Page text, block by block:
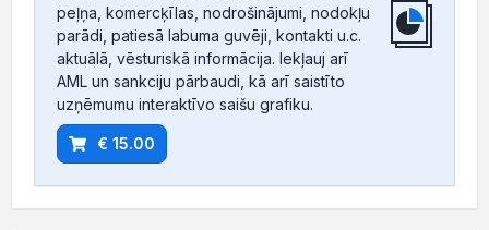
peļņa, komercķīlas, nodrošinājumi, nodokļu
parādi, patiesā labuma guvēji, kontakti u.c.
aktuālā, vēsturiskā informācija. Iekļauj arī
AML un sankciju pārbaudi, kā arī saistīto
uzņēmumu interaktīvo saišu grafiku.
€ 15.00